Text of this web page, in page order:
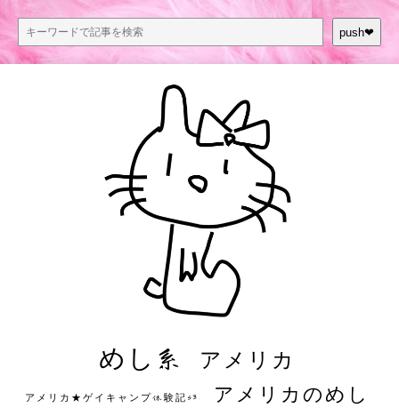
push❤︎
めし系 アメリカ
アメリカ★ゲイキャンプ体験記S3 アメリカのめし